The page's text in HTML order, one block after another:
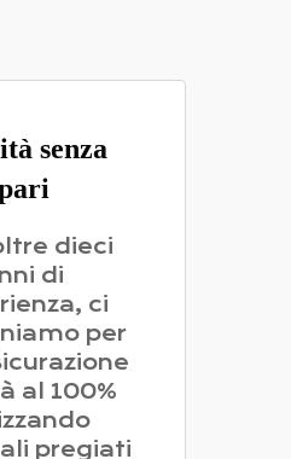
senza
dieci
di
ci
per
al 100%
pregiati